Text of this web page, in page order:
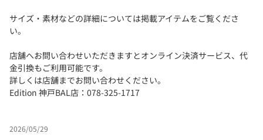
サイズ・素材などの詳細については掲載アイテムをご覧くださ
い。
店舗へお問い合わせいただきますとオンライン決済サービス、代
金引換もご利用可能です。
詳しくは店舗までお問い合わせください。
Edition 神戸BAL店：078-325-1717
2026/05/29